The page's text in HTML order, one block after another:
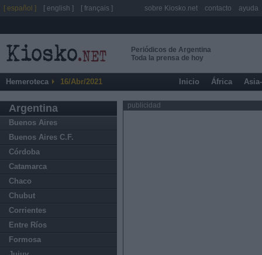
Periódicos de Argentina
Toda la prensa de hoy
Hemeroteca 16/Abr/2021 Inicio África
Argentina
Buenos Aires
Buenos Aires C.F.
Córdoba
Catamarca
Chaco
Chubut
Corrientes
Entre Ríos
Formosa
publicidad
[ español ] [ english ] [ français ] sobre Kiosko.net contacto ayuda